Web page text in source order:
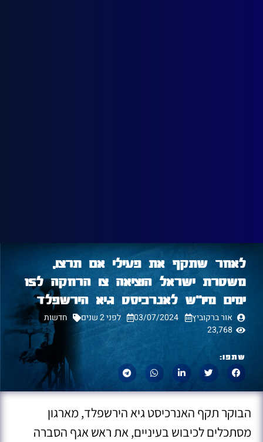
לאחר שתקף את פעילי אם תרצו,
משטרת ישראל הוציאה צו הרחקה ל15
ימים מיו"ש לאנרכיסט גיא הירשפלד
אור ברקוביץ 03/07/2024 לפני 2 שנים
חדשות
23,768
שתפו:
הבוקר תקף האנרכיסט גיא הירשפלד, מארגון
מסתכלים לכיבוש בעיניים, את ראש אגף הסברה